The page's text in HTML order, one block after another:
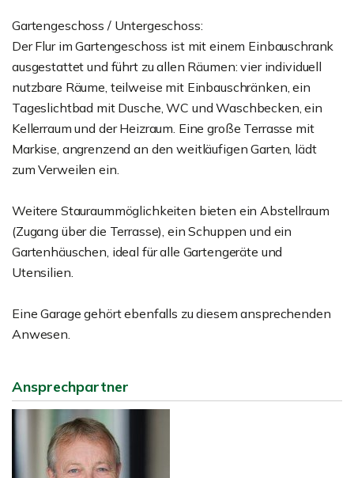
Gartengeschoss / Untergeschoss:
Der Flur im Gartengeschoss ist mit einem Einbauschrank
ausgestattet und führt zu allen Räumen: vier individuell
nutzbare Räume, teilweise mit Einbauschränken, ein
Tageslichtbad mit Dusche, WC und Waschbecken, ein
Kellerraum und der Heizraum. Eine große Terrasse mit
Markise, angrenzend an den weitläufigen Garten, lädt
zum Verweilen ein.
Weitere Stauraummöglichkeiten bieten ein Abstellraum
(Zugang über die Terrasse), ein Schuppen und ein
Gartenhäuschen, ideal für alle Gartengeräte und
Utensilien.
Eine Garage gehört ebenfalls zu diesem ansprechenden
Anwesen.
Ansprechpartner